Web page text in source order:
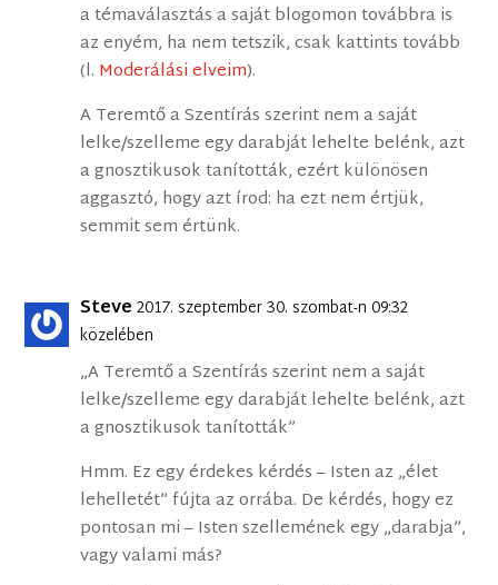
a témaválasztás a saját blogomon továbbra is
az enyém, ha nem tetszik, csak kattints tovább
(l. Moderálási elveim).
A Teremtő a Szentírás szerint nem a saját
lelke/szelleme egy darabját lehelte belénk, azt
a gnosztikusok tanították, ezért különösen
aggasztó, hogy azt írod: ha ezt nem értjük,
semmit sem értünk.
Steve 2017. szeptember 30. szombat-n 09:32
közelében
„A Teremtő a Szentírás szerint nem a saját
lelke/szelleme egy darabját lehelte belénk, azt
a gnosztikusok tanították”
Hmm. Ez egy érdekes kérdés – Isten az „élet
lehelletét” fújta az orrába. De kérdés, hogy ez
pontosan mi – Isten szellemének egy „darabja”,
vagy valami más?